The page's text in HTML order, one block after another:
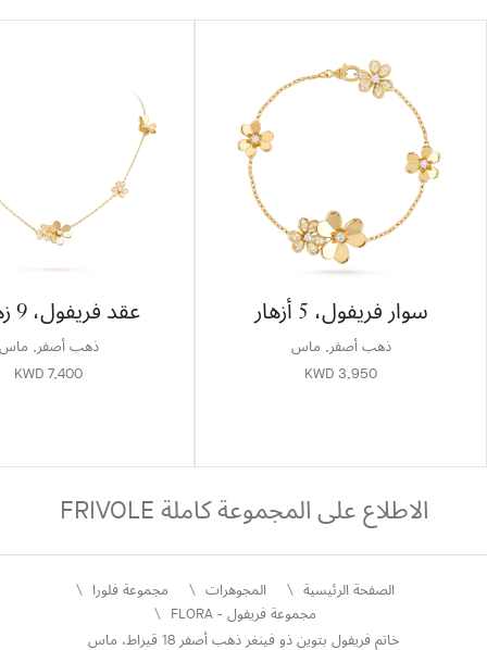
سوار فريفول، 5 أزهار
ذهب أصفر, ماس
KWD 3,950
عقد فريفول، 9 زهرات
ذهب أصفر,
KWD 7,400
الاطلاع على المجموعة كاملة FRIVOLE
الصفحة الرئيسية المجوهرات
مجموعة فلورا
مجموعة فريفول - FLORA
خاتم فريفول بتوين ذو فينغر ذهب أصفر 18 قيراط، ماس